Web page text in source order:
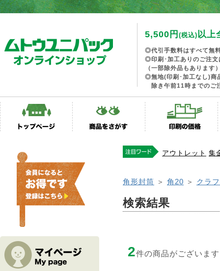
5,500円 (税込)以上
◎代引手数料はすべて無
◎印刷･加工ありのご注文
（一部除外品もあります
◎無地(印刷･加工なし)商
除き午前11時までのご
アウトレット 集
角形封筒 ＞ 角20 ＞ クラ
検索結果
2件の商品がございま